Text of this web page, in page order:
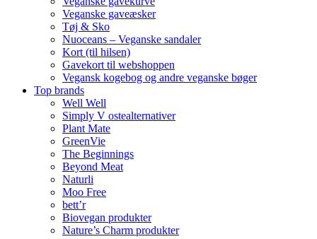
Veganske gaveæsker
Tøj & Sko
Nuoceans – Veganske sandaler
Kort (til hilsen)
Gavekort til webshoppen
Vegansk kogebog og andre veganske bøger
Top brands
Well Well
Simply V ostealternativer
Plant Mate
GreenVie
The Beginnings
Beyond Meat
Naturli
Moo Free
bett’r
Biovegan produkter
Nature’s Charm produkter